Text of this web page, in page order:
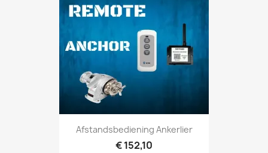
Afstandsbediening Ankerlier
€ 152,10